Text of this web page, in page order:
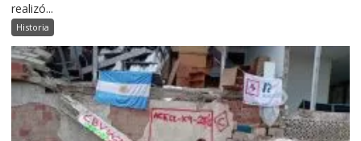
realizó...
Historia